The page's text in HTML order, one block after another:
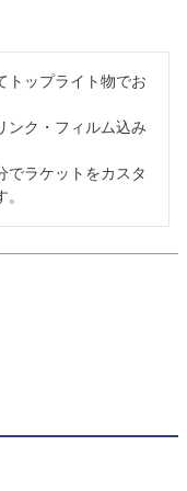
トップライト物でお
ンク・フィルム込み
でラケットをカスタ